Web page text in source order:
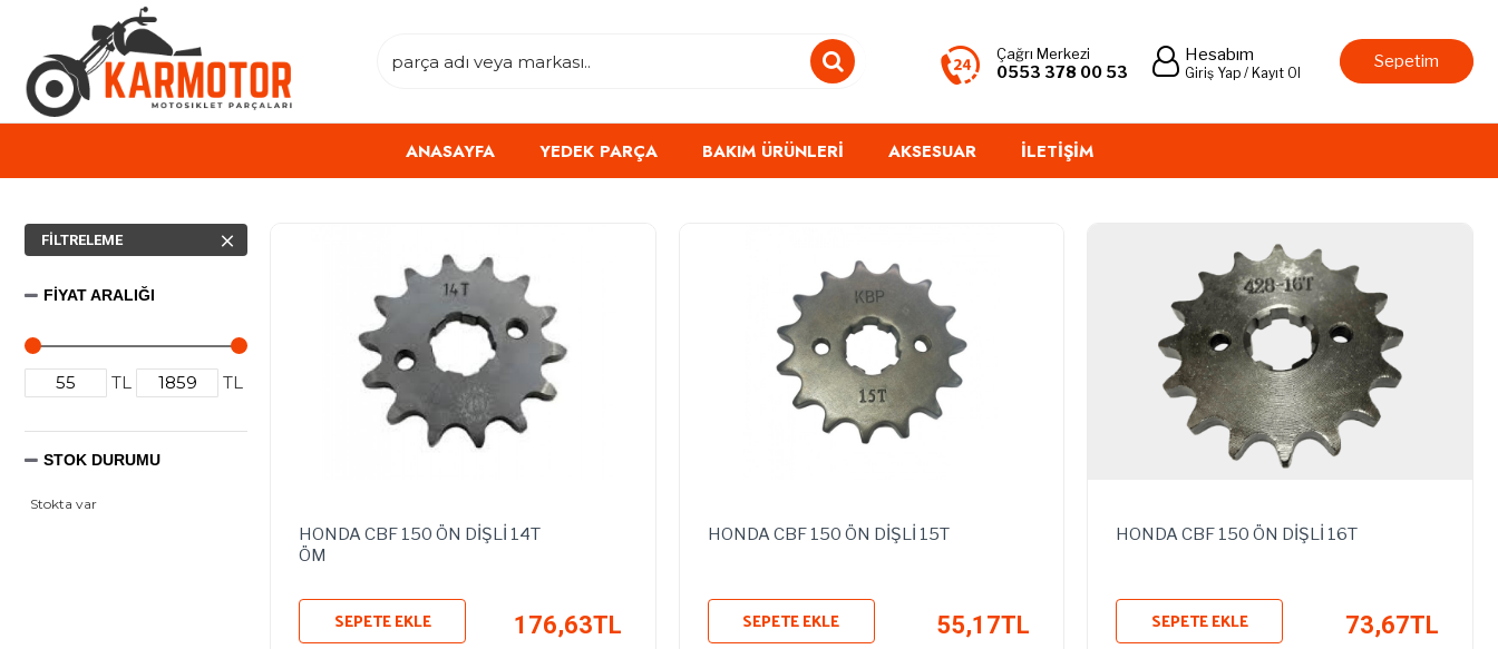
Çağrı Merkezi
0553 378 00 53
Hesabım
Giriş Yap / Kayıt Ol
Sepetim
ANASAYFA YEDEK PARÇA BAKIM ÜRÜNLERI AKSESUAR İLETIŞIM
FILTRELEME
FIYAT ARALIĞI
TL TL
STOK DURUMU
Stokta var
HONDA CBF 150 ÖN DİŞLİ 14T
ÖM
176,63TL
SEPETE EKLE
HONDA CBF 150 ÖN DİŞLİ 15T
55,17TL
SEPETE EKLE
HONDA CBF 150 ÖN DİŞLİ 16T
73,67TL
SEPETE EKLE